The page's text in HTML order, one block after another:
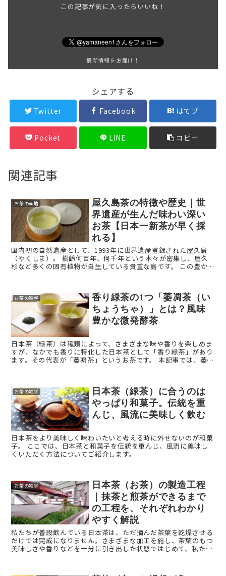
この記事が気に入ったらいいね！
最新情報をお届け！
シェアする
Twitter Facebook はてブ
Pocket LINE コピー
関連記事
お茶の産地
屋久島茶の特徴や歴史｜世
界遺産が生んだ味わい深い
お茶【日本一新茶が早く採
れる】
国内初の自然遺産として、1993年に世界遺産登録された屋久島
（やくしま）。 樹齢何百年、何千年という木々が密集し、屋久
杉など多くの固有植物が自生している貴重な島です。 この豊かな
お茶の雑学
香り緑茶の1つ「萎凋茶（い
ちょうちゃ）」とは？風味
豊かな微発酵茶
日本茶（緑茶）は種類によって、さまざまな味や香りを楽しめま
すが、なかでも香りに特化した日本茶として「香り緑茶」があり
ます。その代表が「萎凋茶」というお茶です。 本記事では、萎凋
お茶の雑学
日本茶（緑茶）に合うのは
やっぱり和菓子。伝統を重
んじ、風流に美味しく飲む
日本茶をより美味しく味わいたいと考える時に外せないのが和菓
子。 ここでは、日本茶と和菓子を伝統を重んじ、風流に美味し
くいただく方法についてご紹介します。
お茶の雑学
日本茶（お茶）の製造工程
｜抹茶と煎茶ができるまで
の工程を、それぞれわかり
やすく解説
私たちが普段飲んでいる日本茶は、ただ摘んだ茶葉を乾燥させる
だけでは完成になりません。さまざまな加工を施し、茶葉のもつ
美味しさや香りなどを十分に引き出した状態ではじめて、私たち